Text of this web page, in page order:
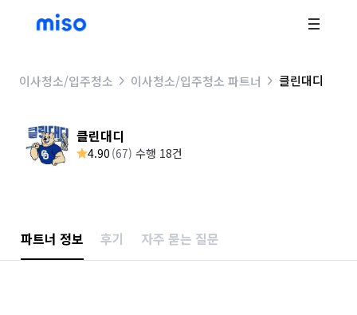
이사청소/입주청소 이사청소/입주청소 파트너 클린대디
클린대디
4.90 (67) 수행 18건
파트너 정보 후기 자주 묻는 질문